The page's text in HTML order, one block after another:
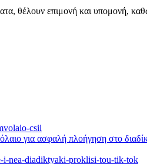
θέλουν επιμονή και υπομονή,
για ασφαλή πλοήγηση στο